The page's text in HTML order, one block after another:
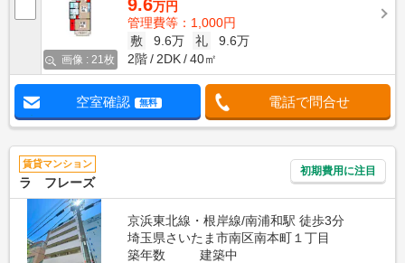
画像 : 21枚
9.6万円
管理費等：1,000円
敷
9.6万 礼
9.6万
2階
2DK 40㎡
空室確認 無料 電話で問合せ
賃貸マンション
ラ フレーズ
初期費用に注目
京浜東北線・根岸線/南浦和駅 徒歩3分
埼玉県さいたま市南区南本町１丁目
築年数
建築中